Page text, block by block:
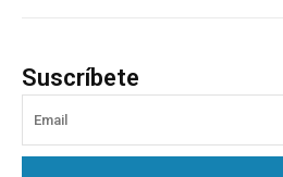
Suscríbete